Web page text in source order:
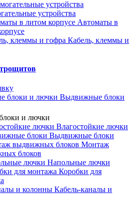
устройства
Автоматы в
Кабель, клеммы и
Выдвижные блоки
и лючки
Влагостойкие лючки
Выдвижные блоки
Монтаж
блоков
Напольные лючки
Коробки для
Кабель-каналы и